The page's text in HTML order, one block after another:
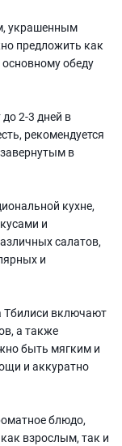
украшенным
предложить как
обеду
2-3 дней в
рекомендуется
в
кухне,
и
салатов,
и
Тбилиси включают
а также
быть мягким и
и аккуратно
блюдо,
взрослым, так и